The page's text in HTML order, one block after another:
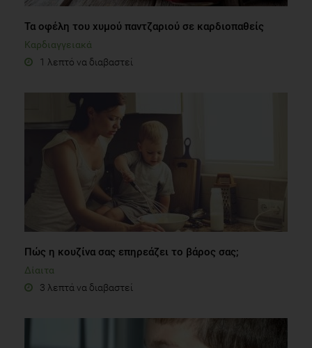
Τα οφέλη του χυμού παντζαριού σε καρδιοπαθείς
Καρδιαγγειακά
1 λεπτό να διαβαστεί
Πώς η κουζίνα σας επηρεάζει το βάρος σας;
Δίαιτα
3 λεπτά να διαβαστεί